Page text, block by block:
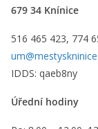
679 34 Knínice
516 465 423, 774
IDDS: qaeb8ny
Úřední hodiny